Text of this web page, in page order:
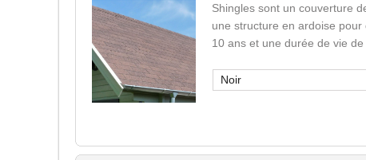
Shingles sont un couverture
une structure en ardoise
10 ans et une durée de vie de
Noir